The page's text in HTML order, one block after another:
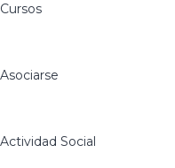
Cursos
Asociarse
Actividad Social